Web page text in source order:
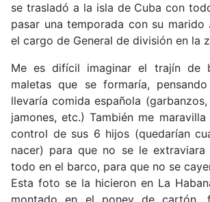
se trasladó a la isla de Cuba con
pasar una temporada con su marido
el cargo de General de división en la
Me es difícil imaginar el trajín de
maletas que se formaría,
llevaría comida española
jamones, etc.) También me
control de sus 6 hijos (quedarían
nacer) para que no se le
todo en el barco, para que no se
Esta foto se la hicieron en La